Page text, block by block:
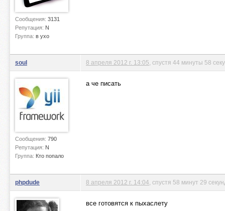
Сообщения: 3131
Репутация: N
Группа: в ухо
soul
Сообщения: 790
Репутация: N
Группа: Кто попало
8 апреля 2012 г. 13:05 , спустя 44 минуты 58
а че писать
phpdude 8 апреля 2012 г. 14:04 , спустя 58 минут 29
все готовятся к пыхаслету